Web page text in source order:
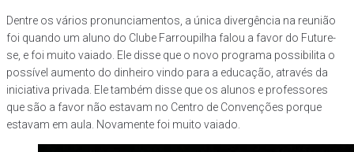
Dentre os vários pronunciamentos, a única divergência na reunião
foi quando um aluno do Clube Farroupilha falou a favor do Future-
se, e foi muito vaiado. Ele disse que o novo programa possibilita o
possível aumento do dinheiro vindo para a educação, através da
iniciativa privada. Ele também disse que os alunos e professores
que são a favor não estavam no Centro de Convenções porque
estavam em aula. Novamente foi muito vaiado.